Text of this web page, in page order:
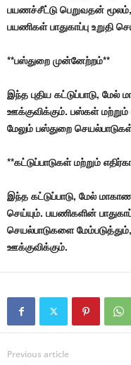
பயணச்சீட்டு பெறுவதன்
பயணிகள் பாதுகாப்பு உறுதி
**பஸ்துறை முன்னேற்றம்**
இந்த புதிய கட்டுப்பாடு,
ஊக்குவிக்கும். பஸ்கள்
மேலும் பஸ்துறை
**கட்டுப்பாடுகள் மற்றும்
இந்த கட்டுப்பாடு, மேல்
செய்யும். பயணிகளின்
செயல்பாடுகளை
ஊக்குவிக்கும்.
Previous article